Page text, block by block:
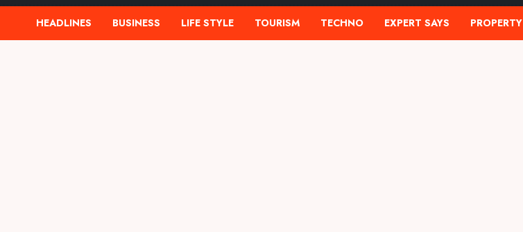
HEADLINES BUSINESS LIFE STYLE TOURISM TECHNO EXPERT SAYS PROPERTY